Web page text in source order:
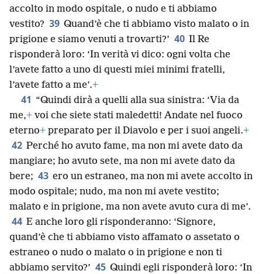
accolto in modo ospitale, o nudo e ti abbiamo
vestito? 39 Quand’è che ti abbiamo visto malato o in
prigione e siamo venuti a trovarti?’ 40 Il Re
risponderà loro: ‘In verità vi dico: ogni volta che
l’avete fatto a uno di questi miei minimi fratelli,
l’avete fatto a me’.+
41 “Quindi dirà a quelli alla sua sinistra: ‘Via da
me,+ voi che siete stati maledetti! Andate nel fuoco
eterno+ preparato per il Diavolo e per i suoi angeli.+
42 Perché ho avuto fame, ma non mi avete dato da
mangiare; ho avuto sete, ma non mi avete dato da
bere; 43 ero un estraneo, ma non mi avete accolto in
modo ospitale; nudo, ma non mi avete vestito;
malato e in prigione, ma non avete avuto cura di me’.
44 E anche loro gli risponderanno: ‘Signore,
quand’è che ti abbiamo visto affamato o assetato o
estraneo o nudo o malato o in prigione e non ti
abbiamo servito?’ 45 Quindi egli risponderà loro: ‘In